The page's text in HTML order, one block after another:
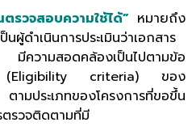
รวจสอบความใช้ได้” หมายถึง
ผู้ดำเนินการประเมินว่าเอกสาร
ความสอดคล้องเป็นไปตามข้อ
criteria) ของ
ามประเภทของโครงการที่ขอขึ้น
ตรวจติดตามที่มี